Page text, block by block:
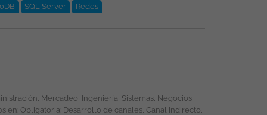
SQL Server
Redes